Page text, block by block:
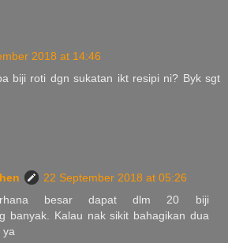
2018 at 14:46
biji roti dgn sukatan ikt resipi ni? Byk sgt
22 September 2018 at 05:26
besar dapat dlm 20 biji
banyak. Kalau nak sikit bahagikan dua
ya